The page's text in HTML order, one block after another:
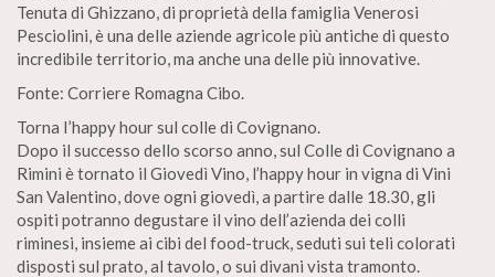
Tenuta di Ghizzano, di proprietà della famiglia Venerosi
Pesciolini, è una delle aziende agricole più antiche di questo
incredibile territorio, ma anche una delle più innovative.
Fonte: Corriere Romagna Cibo.
Torna I’happy hour sul colle di Covignano.
Dopo il successo dello scorso anno, sul Colle di Covignano a
Rimini è tornato il Giovedì Vino, l’happy hour in vigna di Vini
San Valentino, dove ogni giovedì, a partire dalle 18.30, gli
ospiti potranno degustare il vino dell’azienda dei colli
riminesi, insieme ai cibi del food-truck, seduti sui teli colorati
disposti sul prato, al tavolo, o sui divani vista tramonto.